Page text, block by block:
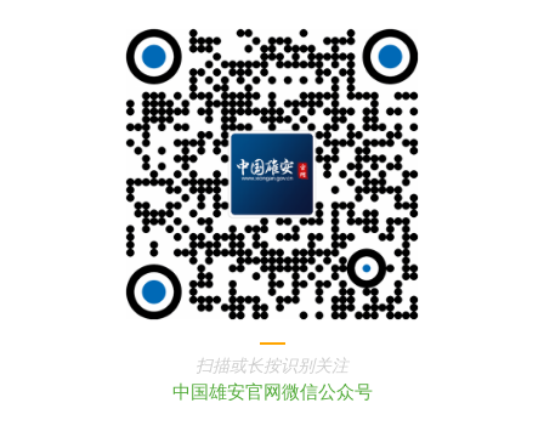
扫描或长按识别关注
中国雄安官网微信公众号